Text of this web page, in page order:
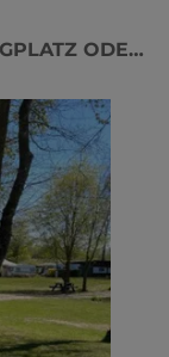
CAMPINGPLATZ ODERSTROM